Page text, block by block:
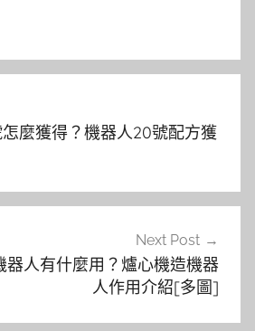
麼獲得？機器人20號配方獲
Next Post
器人有什麼用？爐心機造機器
人作用介紹[多圖]